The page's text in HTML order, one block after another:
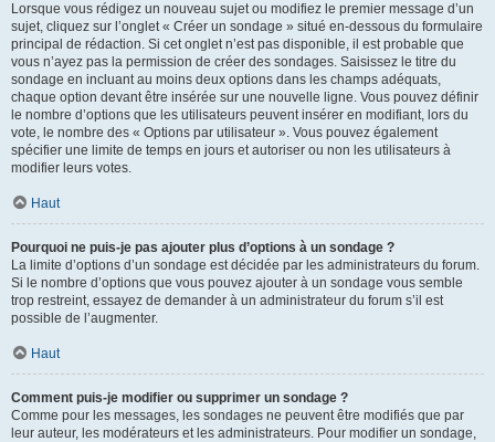
Lorsque vous rédigez un nouveau sujet ou modifiez le premier message d’un
sujet, cliquez sur l’onglet « Créer un sondage » situé en-dessous du formulaire
principal de rédaction. Si cet onglet n’est pas disponible, il est probable que
vous n’ayez pas la permission de créer des sondages. Saisissez le titre du
sondage en incluant au moins deux options dans les champs adéquats,
chaque option devant être insérée sur une nouvelle ligne. Vous pouvez définir
le nombre d’options que les utilisateurs peuvent insérer en modifiant, lors du
vote, le nombre des « Options par utilisateur ». Vous pouvez également
spécifier une limite de temps en jours et autoriser ou non les utilisateurs à
modifier leurs votes.
Haut
Pourquoi ne puis-je pas ajouter plus d’options à un sondage ?
La limite d’options d’un sondage est décidée par les administrateurs du forum.
Si le nombre d’options que vous pouvez ajouter à un sondage vous semble
trop restreint, essayez de demander à un administrateur du forum s’il est
possible de l’augmenter.
Haut
Comment puis-je modifier ou supprimer un sondage ?
Comme pour les messages, les sondages ne peuvent être modifiés que par
leur auteur, les modérateurs et les administrateurs. Pour modifier un sondage,